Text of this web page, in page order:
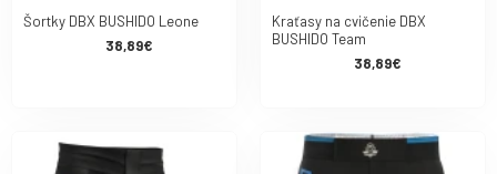
Šortky DBX BUSHIDO Leone
38,89€
Kraťasy na cvičenie DBX
BUSHIDO Team
38,89€